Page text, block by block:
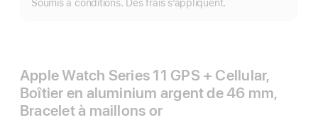
Soumis à conditions. Des frais s’appliquent.
Apple Watch Series 11 GPS + Cellular,
Boîtier en aluminium argent de 46 mm,
Bracelet à maillons or